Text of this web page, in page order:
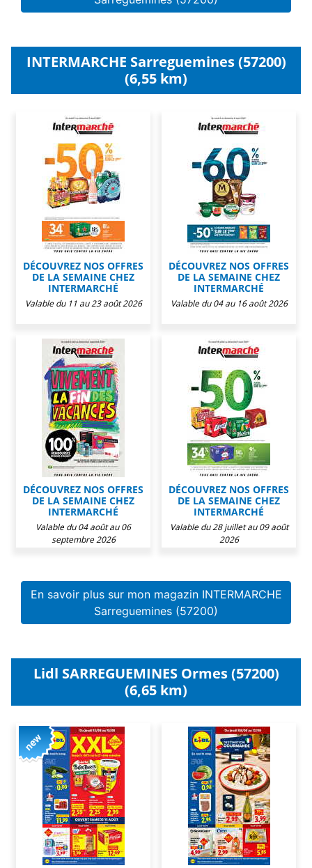
INTERMARCHE Sarreguemines (57200)
(6,55 km)
DÉCOUVREZ NOS OFFRES
DE LA SEMAINE CHEZ
INTERMARCHÉ
Valable du 11 au 23 août 2026
DÉCOUVREZ NOS OFFRES
DE LA SEMAINE CHEZ
INTERMARCHÉ
Valable du 04 au 16 août 2026
DÉCOUVREZ NOS OFFRES
DE LA SEMAINE CHEZ
INTERMARCHÉ
Valable du 04 août au 06
septembre 2026
DÉCOUVREZ NOS OFFRES
DE LA SEMAINE CHEZ
INTERMARCHÉ
Valable du 28 juillet au 09 août
2026
En savoir plus sur mon magazin INTERMARCHE
Sarreguemines (57200)
Lidl SARREGUEMINES Ormes (57200)
(6,65 km)